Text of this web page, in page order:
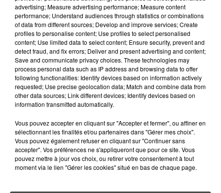
7 août 2026
PETIT-DÉJEUNER : EST-IL
VRAIMENT OBLIGATOIRE DE
MANGER LE MATIN ?
advertising; Measure advertising performance; Measure content
performance; Understand audiences through statistics or combinations
of data from different sources; Develop and improve services; Create
profiles to personalise content; Use profiles to select personalised
content; Use limited data to select content; Ensure security, prevent and
detect fraud, and fix errors; Deliver and present advertising and content;
Save and communicate privacy choices. These technologies may
process personal data such as IP address and browsing data to offer
following functionalities: Identify devices based on information actively
requested; Use precise geolocation data; Match and combine data from
other data sources; Link different devices; Identify devices based on
information transmitted automatically.
Vous pouvez accepter en cliquant sur "Accepter et fermer", ou affiner en
sélectionnant les finalités et/ou partenaires dans "Gérer mes choix".
Vous pouvez également refuser en cliquant sur "Continuer sans
accepter". Vos préférences ne s'appliqueront que pour ce site. Vous
pouvez mettre à jour vos choix, ou retirer votre consentement à tout
moment via le lien "Gérer les cookies" situé en bas de chaque page.